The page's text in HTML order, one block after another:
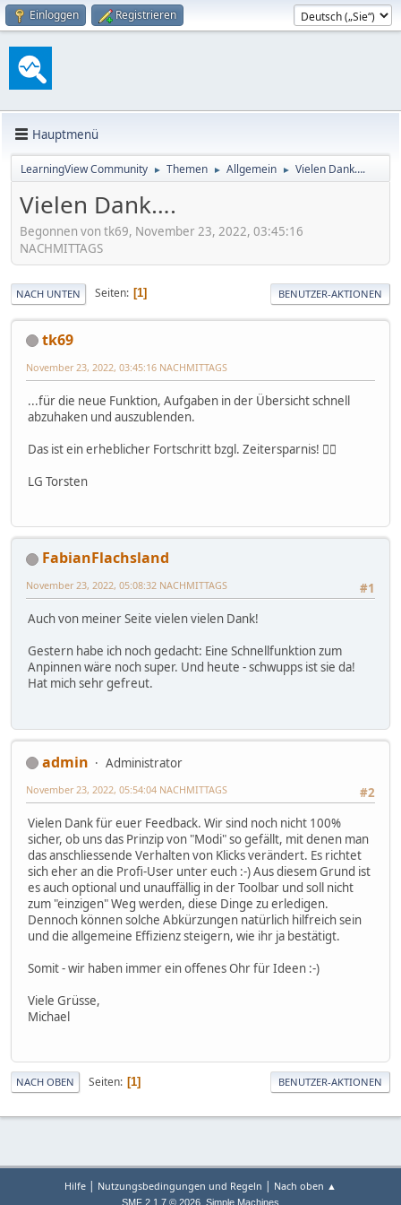
Einloggen Registrieren
Hauptmenü
LearningView Community ► Themen ► Allgemein ► Vielen Dank….
Vielen Dank….
Begonnen von tk69, November 23, 2022, 03:45:16
NACHMITTAGS
NACH UNTEN Seiten 1 BENUTZER-AKTIONEN
tk69
November 23, 2022, 03:45:16 NACHMITTAGS
...für die neue Funktion, Aufgaben in der Übersicht schnell
abzuhaken und auszublenden.
Das ist ein erheblicher Fortschritt bzgl. Zeitersparnis! 👍🏼
LG Torsten
FabianFlachsland
#1
November 23, 2022, 05:08:32 NACHMITTAGS
Auch von meiner Seite vielen vielen Dank!
Gestern habe ich noch gedacht: Eine Schnellfunktion zum
Anpinnen wäre noch super. Und heute - schwupps ist sie da!
Hat mich sehr gefreut.
admin
Administrator
#2
November 23, 2022, 05:54:04 NACHMITTAGS
Vielen Dank für euer Feedback. Wir sind noch nicht 100%
sicher, ob uns das Prinzip von "Modi" so gefällt, mit denen man
das anschliessende Verhalten von Klicks verändert. Es richtet
sich eher an die Profi-User unter euch :-) Aus diesem Grund ist
es auch optional und unauffällig in der Toolbar und soll nicht
zum "einzigen" Weg werden, diese Dinge zu erledigen.
Dennoch können solche Abkürzungen natürlich hilfreich sein
und die allgemeine Effizienz steigern, wie ihr ja bestätigt.
Somit - wir haben immer ein offenes Ohr für Ideen :-)
Viele Grüsse,
Michael
NACH OBEN Seiten 1 BENUTZER-AKTIONEN
Hilfe | Nutzungsbedingungen und Regeln | Nach oben ▲
SMF 2.1.7 © 2026 Simple Machines